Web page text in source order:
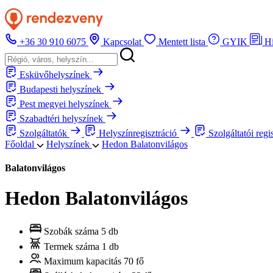
+36 30 910 6075 Kapcsolat Mentett lista GYIK
Esküvőhelyszínek
Budapesti helyszínek
Pest megyei helyszínek
Szabadtéri helyszínek
Szolgáltatók
Helyszínregisztráció Szolgáltatói
Főoldal
Helyszínek Hedon Balatonvilágos
Balatonvilágos
Hedon Balatonvilágos
Szobák száma 5 db
Termek száma 1 db
Maximum kapacitás 70 fő